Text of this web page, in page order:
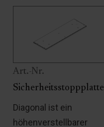
Art.-Nr.
Sicherheitsstoppplatte
Diagonal ist ein
höhenverstellbarer